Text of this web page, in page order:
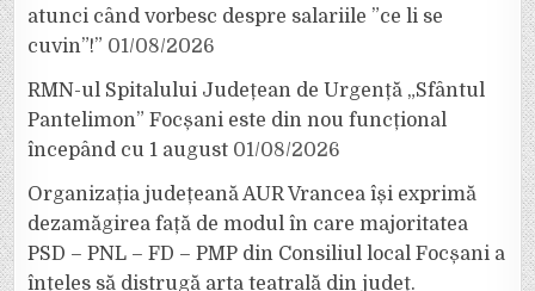
atunci când vorbesc despre salariile ”ce li se
cuvin”!” 01/08/2026
RMN-ul Spitalului Județean de Urgență „Sfântul
Pantelimon” Focșani este din nou funcțional
începând cu 1 august 01/08/2026
Organizația județeană AUR Vrancea își exprimă
dezamăgirea față de modul în care majoritatea
PSD – PNL – FD – PMP din Consiliul local Focșani a
înțeles să distrugă arta teatrală din județ.